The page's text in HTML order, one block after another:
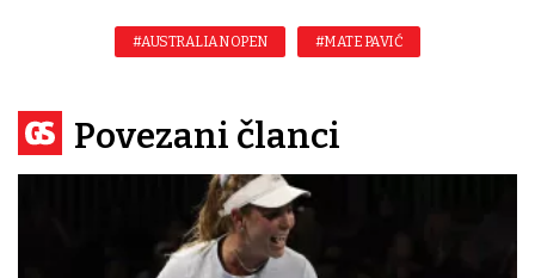
#AUSTRALIAN OPEN #MATE PAVIĆ
Povezani članci